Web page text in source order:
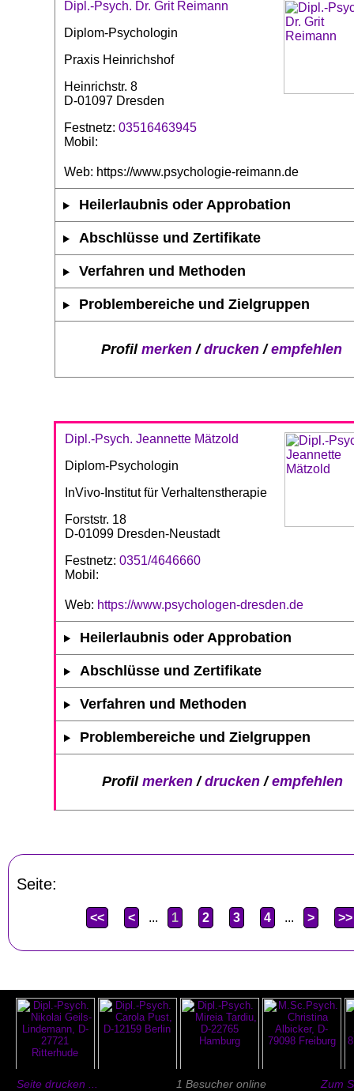
Dipl.-Psych. Dr. Grit Reimann
Diplom-Psychologin
Praxis Heinrichshof
Heinrichstr. 8
D-01097 Dresden
Festnetz: 03516463945
Mobil:
Web: https://www.psychologie-reimann.de
Heilerlaubnis oder Approbation
Abschlüsse und Zertifikate
Verfahren und Methoden
Problembereiche und Zielgruppen
Profil merken/drucken/empfehlen
Dipl.-Psych. Jeannette Mätzold
Diplom-Psychologin
InVivo-Institut für Verhaltenstherapie
Forststr. 18
D-01099 Dresden-Neustadt
Festnetz: 0351/4646660
Mobil:
Web: https://www.psychologen-dresden.de
Heilerlaubnis oder Approbation
Abschlüsse und Zertifikate
Verfahren und Methoden
Problembereiche und Zielgruppen
Profil merken/drucken/empfehlen
Seite:
<< < ... 1 2 3 4 ... > >>
Seite drucken ... 1 Besucher online Zum